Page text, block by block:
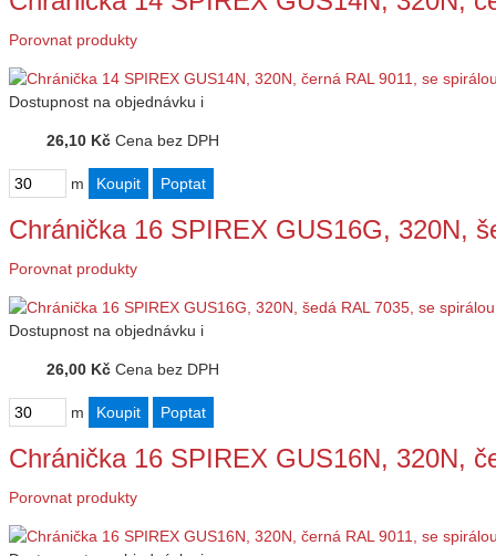
Porovnat produkty
Dostupnost na objednávku i
26,10 Kč Cena bez DPH
m
Chránička 16 SPIREX GUS16G, 320N,
Porovnat produkty
Dostupnost na objednávku i
26,00 Kč Cena bez DPH
m
Chránička 16 SPIREX GUS16N, 320N,
Porovnat produkty